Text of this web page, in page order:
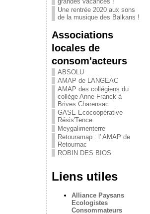
Une rentrée 2020 aux sons
de la musique des Balkans !
Associations
locales de
consom'acteurs
ABSOLU
AMAP de LANGEAC
AMAP des collégiens du
collège Anne Franck à
Brives Charensac
GASE Ecocoopérative
Résis'Tence
Meygalimenterre
Retouramap : l' AMAP de
Retournac
ROBIN DES BIOS
Liens utiles
Alliance Paysans
Ecologistes
Consommateurs